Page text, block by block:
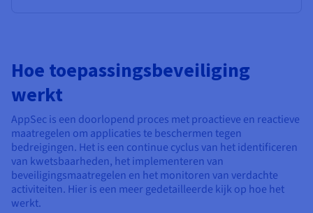
Hoe toepassingsbeveiliging
werkt
AppSec is een doorlopend proces met proactieve en reactieve
maatregelen om applicaties te beschermen tegen
bedreigingen. Het is een continue cyclus van het identificeren
van kwetsbaarheden, het implementeren van
beveiligingsmaatregelen en het monitoren van verdachte
activiteiten. Hier is een meer gedetailleerde kijk op hoe het
werkt.